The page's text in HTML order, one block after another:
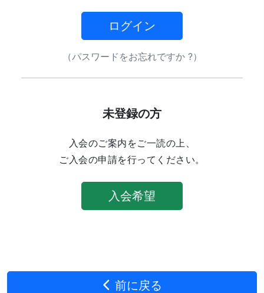
ログイン
（パスワードをお忘れですか ?）
未登録の方
入会のご案内をご一読の上、
ご入会の申請を行ってください。
入会希望
前に戻る